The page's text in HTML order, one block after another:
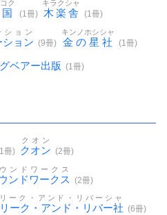
ク
(1冊) 木楽舎
キラクシャ
(1冊)
ョン
ョン
(9冊) 金の星社
キンノホシシャ
(1冊)
ベアー出版 (1冊)
冊) クオン
クオン
(2冊)
ンドワークス
ンドワークス
(2冊)
ーク・アンド・リバー社
ーク・アンド・リバーシャ
(6冊)